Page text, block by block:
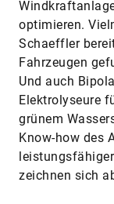
optimieren.
Schaeffler
Fahrzeugen
Und auch
Elektrolyseure
grünem
Know-how des
zeichnen sich